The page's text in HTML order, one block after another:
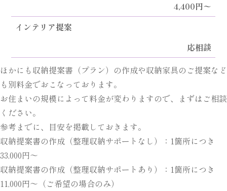
4,400円〜
インテリア提案
応相談
ほかにも収納提案書（プラン）の作成や収納家具のご提案など
も別料金でおこなっております。
お住まいの規模によって料金が変わりますので、まずはご相談
ください。
参考までに、目安を掲載しておきます。
収納提案書の作成（整理収納サポートなし）：1箇所につき
33,000円〜
収納提案書の作成（整理収納サポートあり）：1箇所につき
11,000円〜（ご希望の場合のみ）